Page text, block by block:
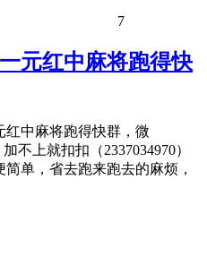
7
元红中麻将跑得快
红中麻将跑得快群，微
不上就扣扣（2337034970）
单，省去跑来跑去的麻烦，